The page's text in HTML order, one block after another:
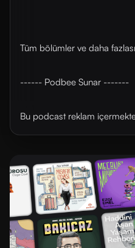
Tüm bölümler ve daha
------ Podbee Sunar -------
Bu podcast reklam